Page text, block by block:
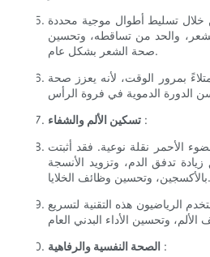
خلال تسليط أطوال موجية محددة
والحد من تساقطه، وتحسين
صحة الشعر بشكل عام.
بمرور الوقت، لأنه يعزز صحة
تسكين الألم والشفاء :
الأحمر نقلة نوعية. فقد أثبتت
تدفق الدم، وتزويد الأنسجة
بالأكسجين، وتحسين وظائف الخلايا.
الرياضيون هذه التقنية لتسريع
الصحة النفسية والرفاهية :